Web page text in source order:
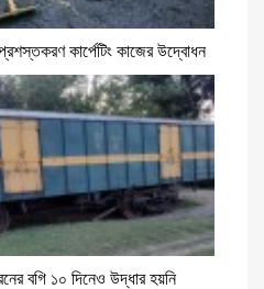
কার্পেটিং কাজের উদ্বোধন
বগি ১০ দিনেও উদ্ধার হয়নি